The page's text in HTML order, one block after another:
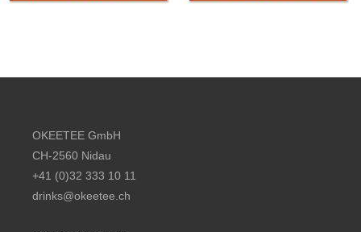
OKEETEE GmbH
CH-2560 Nidau
+41 (0)32 333 10 11
drinks@okeetee.ch